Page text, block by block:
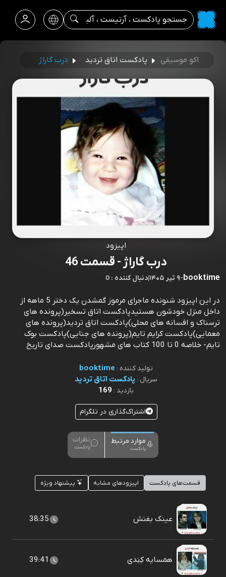
اکو موسیقی پادکست اتاق تردید درب گاراژ
اپیزود
درب گاراژ - قسمت 46
booktime
-۹ تیر ۱۴۰۵ |0 : دنبال کننده
در این اپیزود شنونده ماجرای مرموز گمشدن یک دختر 5 ماهه از
داخل منزل خودشون هستیدپادکست اتاق تسخیر(پرونده های
ترسناک و افسانه های محلی)پادکست اتاق تردید(پرونده های
معمایی)پادکست کرایم تایم(پرونده های جنایی)پادکست بوک
تایم- خلاصه 0 تا 100 کتاب های مشهورپادکست صدای تاریخ
تولید کننده : booktime
سریال : پادکست اتاق تردید
بازدید : 169
اشتراک‌گذاری در تلگرام
موارد مرتبط
پادکست
نظرات
پادکست
قسمت‌های پادکست اپیزودهای مشابه پیشنهاد ویژه
عینک بفنش 38:35
همسایه کِنِدی 39:41